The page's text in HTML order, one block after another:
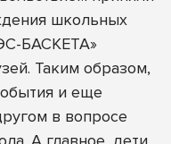
школьных
БАСКЕТА»
Таким образом,
и еще
в вопросе